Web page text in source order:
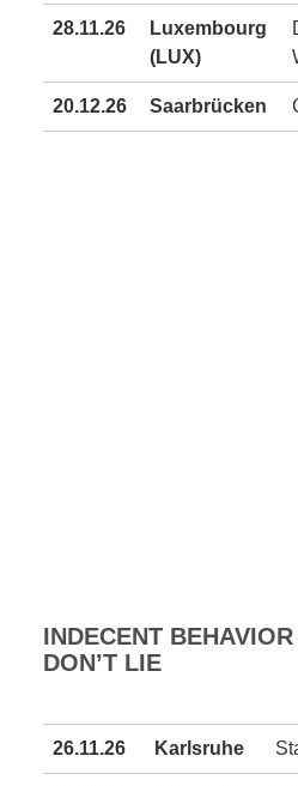
28.11.26
Luxembourg
(LUX)
20.12.26 Saarbrücken
INDECENT
DON’T LIE
26.11.26 Karlsruhe